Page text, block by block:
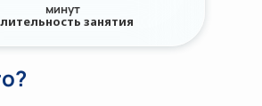
минут
занятия